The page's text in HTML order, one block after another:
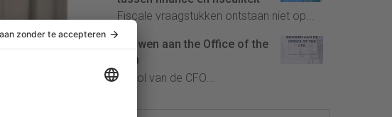
Fiscale vraagstukken ontstaan niet op...
Bouwen aan the Office of the
CFO
De rol van de CFO...